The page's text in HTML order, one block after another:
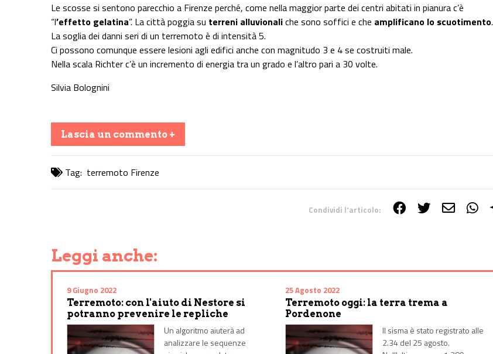
Le scosse si sentono parecchio a Firenze perché, come nella maggior parte dei centri abitati in pianura c’è
“l’effetto gelatina”. La città poggia su terreni alluvionaliche sono soffici e che amplificano lo scuotimento.
La soglia dei danni seri di un terremoto è di intensità 5.
Ci possono comunque essere lesioni agli edifici anche con magnitudo 3 e 4 se costruiti male.
Nella scala Richter c’è un incremento di energia tra un grado e l’altro pari a 30 volte.
Silvia Bolognini
Lascia un commento +
Tag: terremoto Firenze
Condividi l'articolo:
Leggi anche:
9 Giugno 2022
Terremoto: con l'aiuto di Nestore si
potranno prevenire le repliche
Un algoritmo aiuterà ad
analizzare le sequenze
25 Agosto 2022
Terremoto oggi: la terra trema a
Pordenone
Il sisma è stato registrato alle
2.34 del 25 agosto.